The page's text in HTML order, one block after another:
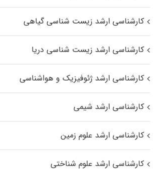
کارشناسی ارشد زیست‌ شناسی گیاهی
کارشناسی ارشد زیست‌ شناسی دریا
کارشناسی ارشد ژئوفیزیک و هواشناسی
کارشناسی ارشد شیمی
کارشناسی ارشد علوم زمین
کارشناسی ارشد علوم شناختی